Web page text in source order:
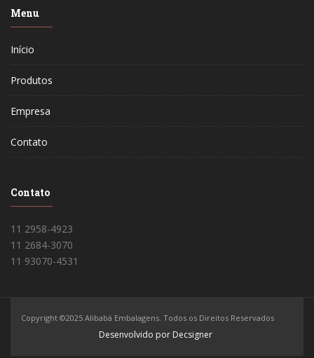
Menu
Início
Produtos
Empresa
Contato
Contato
11 2958-4923
11 2684-3070
11 93070-4531
Copyright ©2025 Alibabá Embalagens. Todos os Direitos Reservados
Desenvolvido por Decsigner